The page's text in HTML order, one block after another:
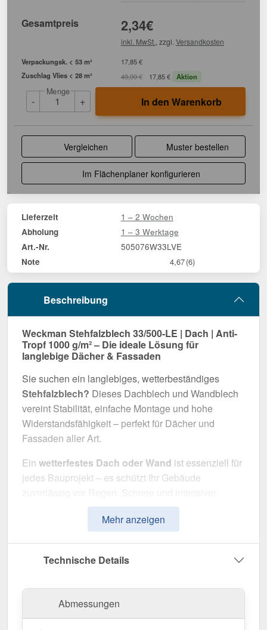
Gesamtpreis 2,34€
inkl. MwSt. , zzgl. Versandkosten
Verpackungsk. < 53 m²
17,85 €
Zuschlag Vlies < 28 m²
49,99 € 17,85 € Aktion
-
Menge
+ In den Warenkorb
Vergleichen Muster bestellen
Im Flächenplaner konfigurieren
Lieferzeit 1 – 2 Wochen
Abholung 1 – 3 Werktage
Art.-Nr. 505076W33LVE
Note 4,67(6)
Beschreibung
Weckman Stehfalzblech 33/500-LE | Dach | Anti-
Tropf 1000 g/m² – Die ideale Lösung für
langlebige Dächer & Fassaden
Sie suchen ein langlebiges, wetterbeständiges
Stehfalzblech? Dieses Dachblech und Wandblech
vereint Stabilität, einfache Montage und hohe
Widerstandsfähigkeit – perfekt für Dächer und
Fassaden aller Art.
Ein wetterfestes Dach oder Wand ist essenziell für
jedes Bauprojekt – es schützt Ihr Gebäude
Sonneneinstrahlung. Dieses Dachblech und
Wandblech wurde speziell entwickelt, um eine
hohe Widerstandsfähigkeit und eine
Hergestellt ausStahlmit einer
0,50 mm, sorgt es für eine robuste Dach- und
Mehr anzeigen
Technische Details
Abmessungen